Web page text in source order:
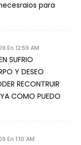
para
En 12:59 AM
SUFRIO
Y DESEO
RECONTRUIR
COMO PUEDO
En 1:10 AM